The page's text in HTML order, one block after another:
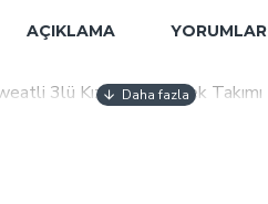
AÇIKLAMA YORUMLAR
3lü Kız-erkek Bebek Takımı